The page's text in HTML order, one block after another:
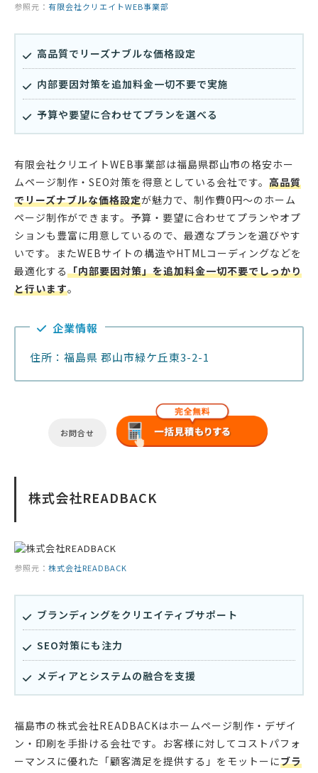
参照元： 有限会社クリエイトWEB事業部
高品質でリーズナブルな価格設定
内部要因対策を追加料金一切不要で実施
予算や要望に合わせてプランを選べる
有限会社クリエイトWEB事業部は福島県郡山市の格安ホー
ムページ制作・SEO対策を得意としている会社です。 高品質
でリーズナブルな価格設定が魅力で、制作費0円〜のホーム
ページ制作ができます。予算・要望に合わせてプランやオプ
ションも豊富に用意しているので、最適なプランを選びやす
いです。またWEBサイトの構造やHTMLコーディングなどを
最適化する「内部要因対策」を追加料金一切不要でしっかり
と行います。
企業情報
住所：福島県 郡山市緑ケ丘東3-2-1
お問合せ
株式会社READBACK
参照元： 株式会社READBACK
ブランディングをクリエイティブサポート
SEO対策にも注力
メディアとシステムの融合を支援
福島市の株式会社READBACKはホームページ制作・デザイ
ン・印刷を手掛ける会社です。お客様に対してコストパフォ
ーマンスに優れた「顧客満足を提供する」をモットーにブラ